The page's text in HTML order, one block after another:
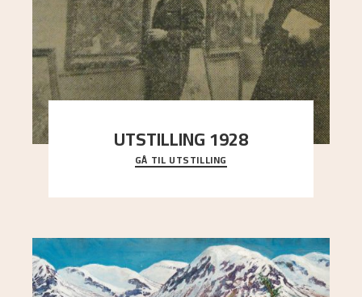
UTSTILLING 1928
Då Astrup døydde i 1928, tok vennene Moritz
Kaland og Simon Thorbjørnsen initiativ til å
GÅ TIL UTSTILLING